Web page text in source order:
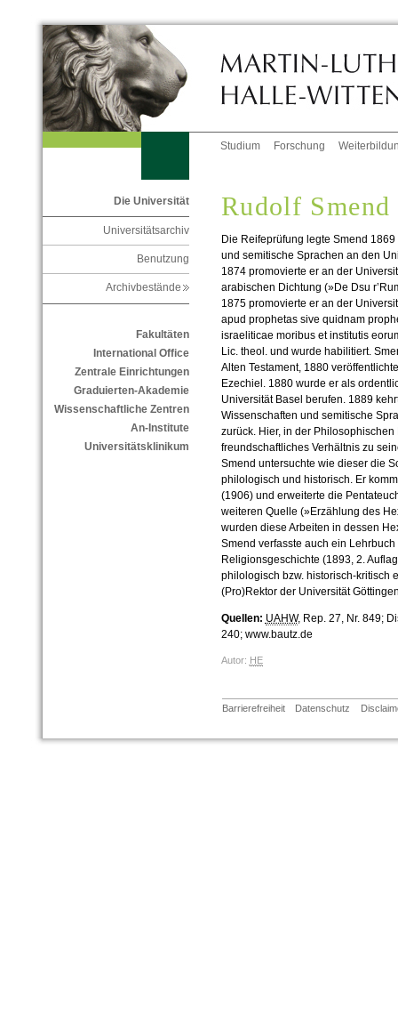
Studium Forschung
Die Universität
Universitätsarchiv
Benutzung
Archivbestände
Fakultäten
International Office
Zentrale Einrichtungen
Graduierten-Akademie
Wissenschaftliche Zentren
An-Institute
Universitätsklinikum
Rudolf Smend
Die Reifeprüfung legte Smend
und semitische Sprachen an den
1874 promovierte er an der
arabischen Dichtung (»De Dsu
1875 promovierte er an der
apud prophetas sive quidnam
israeliticae moribus et institutis
Lic. theol. und wurde habilitiert.
Alten Testament, 1880
Ezechiel. 1880 wurde er als
Universität Basel berufen. 1889
Wissenschaften und semitische
zurück. Hier, in der
freundschaftliches Verhältnis zu
Smend untersuchte wie dieser die
philologisch und historisch. Er
(1906) und erweiterte die
weiteren Quelle (»Erzählung des
wurden diese Arbeiten in dessen
Smend verfasste auch ein
Religionsgeschichte (1893, 2.
philologisch bzw. historisch-kritisch
(Pro)Rektor der Universität
Quellen: UAHW, Rep. 27, Nr. 849;
240; www.bautz.de
Autor: HE
Barrierefreiheit Datenschutz